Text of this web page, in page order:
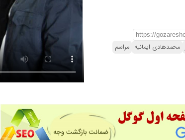
محمدهادی ایمانیه مراسم